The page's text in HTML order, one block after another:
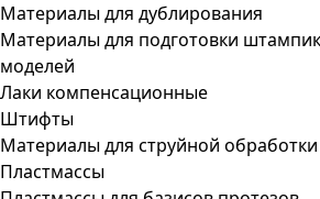
Материалы для дублирования
Материалы для подготовки
моделей
Лаки компенсационные
Штифты
Материалы для струйной обработки
Пластмассы